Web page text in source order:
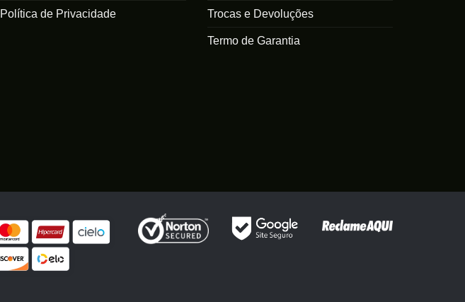
escolhidas
escolhidas
página
Política de Privacidade Trocas e Devoluções
Termo de Garantia